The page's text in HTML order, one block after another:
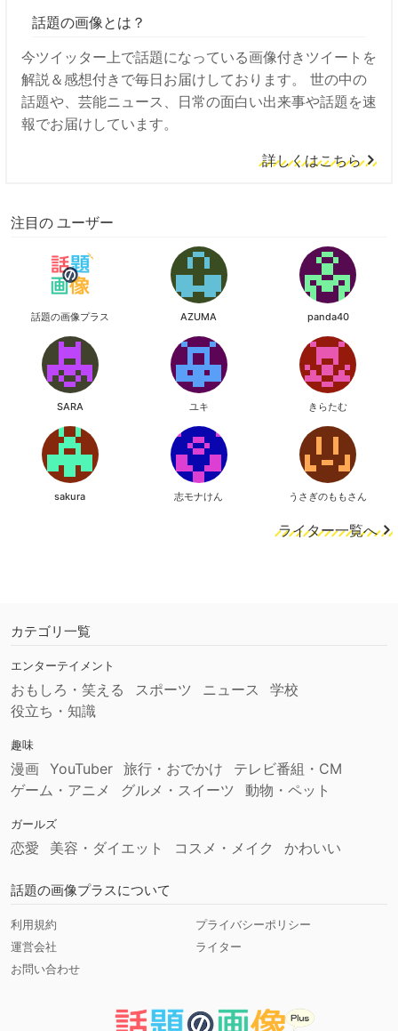
話題の画像とは？
今ツイッター上で話題になっている画像付きツイートを
解説＆感想付きで毎日お届けしております。 世の中の
話題や、芸能ニュース、日常の面白い出来事や話題を速
報でお届けしています。
詳しくはこちら
注目の ユーザー
話題の画像プラス AZUMA panda40
SARA ユキ きらたむ
sakura 志モナけん うさぎのももさん
ライター一覧へ
カテゴリ一覧
エンターテイメント
おもしろ・笑える スポーツ ニュース
学校
役立ち・知識
趣味
漫画 YouTuber 旅行・おでかけ
テレビ番組・CM
ゲーム・アニメ
グルメ・スイーツ 動物・ペット
ガールズ
恋愛 美容・ダイエット コスメ・メイク かわいい
話題の画像プラスについて
利用規約
プライバシーポリシー
運営会社
ライター
お問い合わせ